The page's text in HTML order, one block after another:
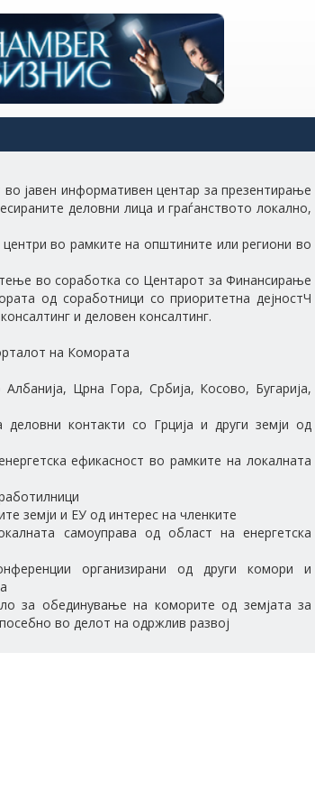
јавен информативен центар за презентирање
деловни лица и граѓанството локално,
во рамките на општините или региони во
во соработка со Центарот за Финансирање
од соработници со приоритетна дејностЧ
и деловен консалтинг.
на Комората
Црна Гора, Србија, Косово, Бугарија,
контакти со Грција и други земји од
ефикасност во рамките на локалната
земји и ЕУ од интерес на членките
самоуправа од област на енергетска
организирани од други комори и
за обединување на коморите од земјата за
во делот на одржлив развој